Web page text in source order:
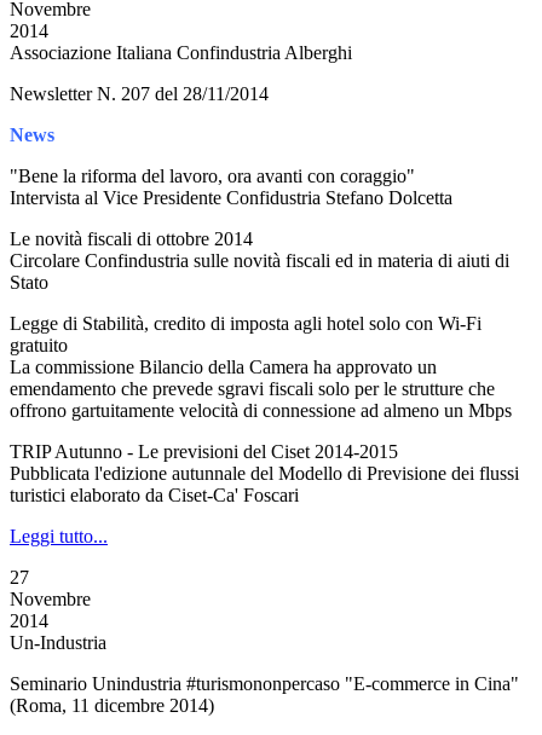
Novembre
2014
Associazione Italiana Confindustria Alberghi
Newsletter N. 207 del 28/11/2014
News
"Bene la riforma del lavoro, ora avanti con coraggio"
Intervista al Vice Presidente Confidustria Stefano Dolcetta
Le novità fiscali di ottobre 2014
Circolare Confindustria sulle novità fiscali ed in materia di aiuti di
Stato
Legge di Stabilità, credito di imposta agli hotel solo con Wi-Fi
gratuito
La commissione Bilancio della Camera ha approvato un
emendamento che prevede sgravi fiscali solo per le strutture che
offrono gartuitamente velocità di connessione ad almeno un Mbps
TRIP Autunno - Le previsioni del Ciset 2014-2015
Pubblicata l'edizione autunnale del Modello di Previsione dei flussi
turistici elaborato da Ciset-Ca' Foscari
Leggi tutto...
27
Novembre
2014
Un-Industria
Seminario Unindustria #turismononpercaso "E-commerce in Cina"
(Roma, 11 dicembre 2014)